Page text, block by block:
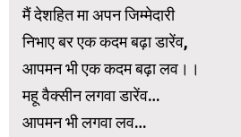
मैं देशहित मा अपन जिम्मेदारी
निभाए बर एक कदम बढ़ा डारेंव,
आपमन भी एक कदम बढ़ा लव।।
महू वैक्सीन लगवा डारेंव…
आपमन भी लगवा लव…